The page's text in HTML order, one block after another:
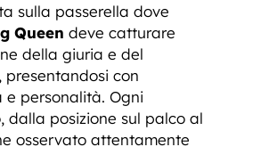
sulla passerella dove
Queen deve catturare
della giuria e del
presentandosi con
e personalità. Ogni
dalla posizione sul palco al
osservato attentamente